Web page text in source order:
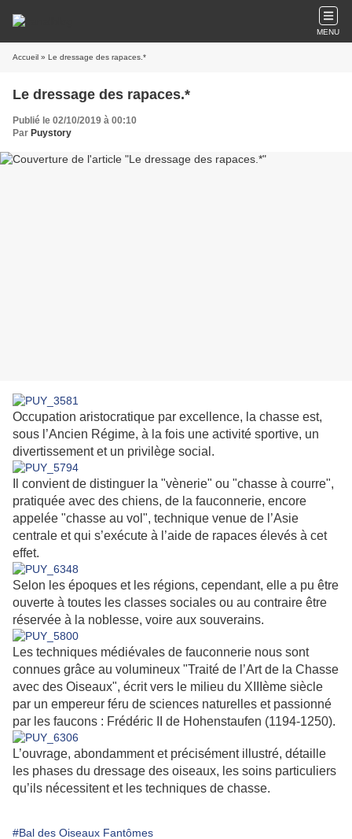
MENU
Accueil » Le dressage des rapaces.*
Le dressage des rapaces.*
Publié le 02/10/2019 à 00:10
Par Puystory
Occupation aristocratique par excellence, la chasse est,
sous l’Ancien Régime, à la fois une activité sportive, un
divertissement et un privilège social.
Il convient de distinguer la "vènerie" ou "chasse à courre",
pratiquée avec des chiens, de la fauconnerie, encore
appelée "chasse au vol", technique venue de l’Asie
centrale et qui s’exécute à l’aide de rapaces élevés à cet
effet.
Selon les époques et les régions, cependant, elle a pu être
ouverte à toutes les classes sociales ou au contraire être
réservée à la noblesse, voire aux souverains.
Les techniques médiévales de fauconnerie nous sont
connues grâce au volumineux "Traité de l’Art de la Chasse
avec des Oiseaux", écrit vers le milieu du XIIIème siècle
par un empereur féru de sciences naturelles et passionné
par les faucons : Frédéric II de Hohenstaufen (1194-1250).
L’ouvrage, abondamment et précisément illustré, détaille
les phases du dressage des oiseaux, les soins particuliers
qu’ils nécessitent et les techniques de chasse.
#Bal des Oiseaux Fantômes